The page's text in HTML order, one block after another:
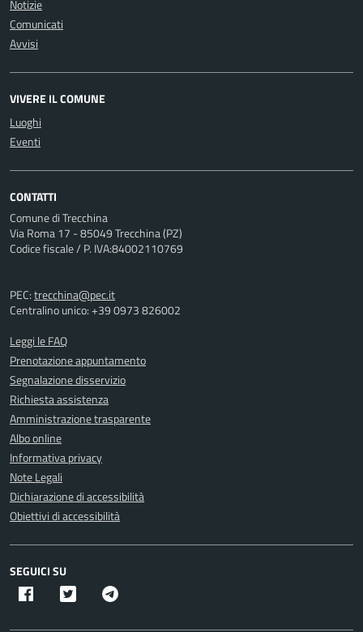
Notizie
Comunicati
Avvisi
VIVERE IL COMUNE
Luoghi
Eventi
CONTATTI
Comune di Trecchina
Via Roma 17 - 85049 Trecchina (PZ)
Codice fiscale / P. IVA:84002110769
PEC:trecchina@pec.it
Centralino unico: +39 0973 826002
Leggi le FAQ
Prenotazione appuntamento
Segnalazione disservizio
Richiesta assistenza
Amministrazione trasparente
Albo online
Informativa privacy
Note Legali
Dichiarazione di accessibilità
Obiettivi di accessibilità
SEGUICI SU
Facebook Twitter X